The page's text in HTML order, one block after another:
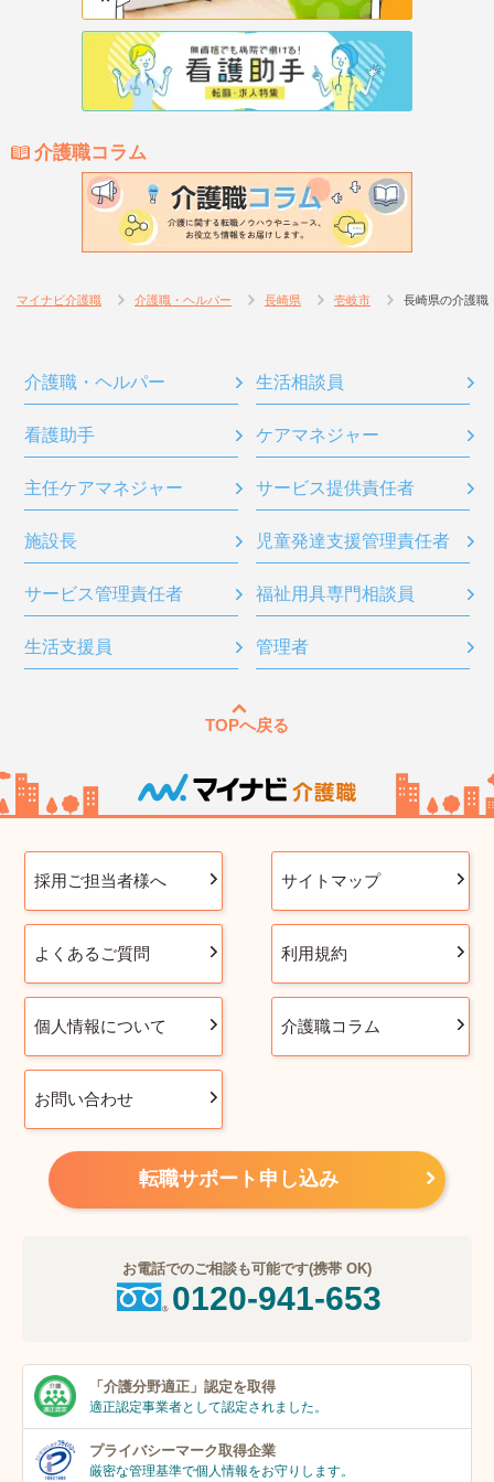
介護職コラム
マイナビ介護職 介護職・ヘルパー 長崎県 壱岐市 長崎県の介護職
介護職・ヘルパー 生活相談員
看護助手 ケアマネジャー
主任ケアマネジャー サービス提供責任者
施設長 児童発達支援管理責任者
サービス管理責任者 福祉用具専門相談員
生活支援員 管理者
TOPへ戻る
採用ご担当者様へ サイトマップ
よくあるご質問 利用規約
個人情報について 介護職コラム
お問い合わせ
転職サポート申し込み
お電話でのご相談も可能です(携帯 OK)
0120-941-653
「介護分野適正」 認定を取得
適正認定事業者として認定されました。
プライバシーマーク取得企業
厳密な管理基準で個人情報をお守りします。